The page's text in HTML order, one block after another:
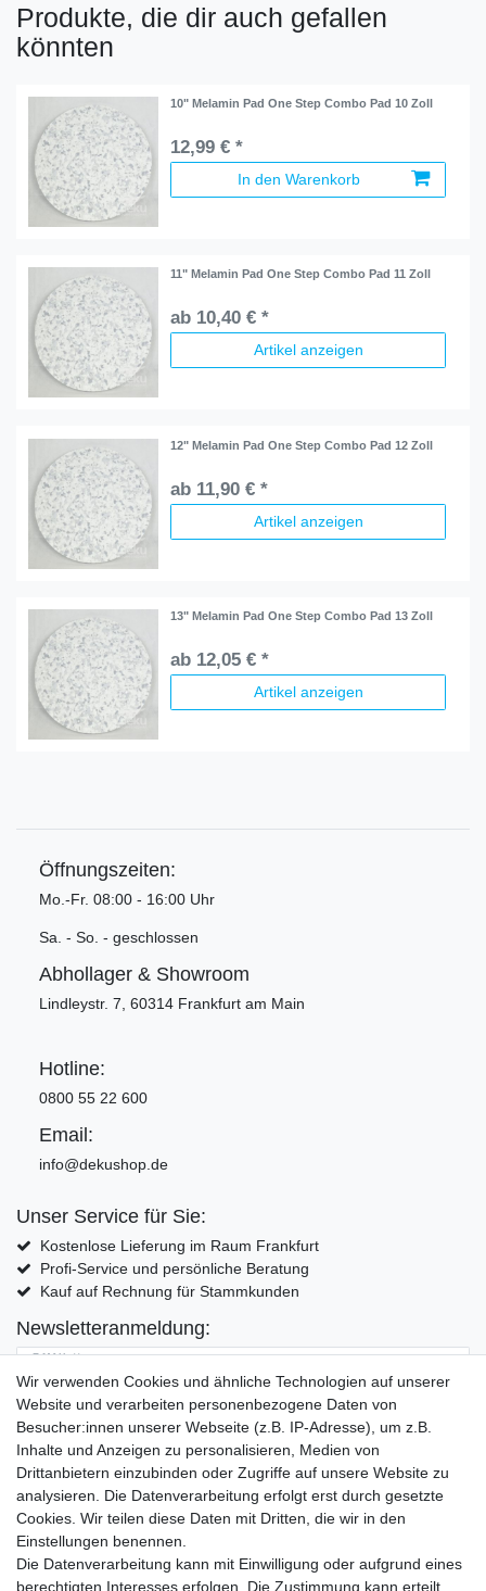
Produkte, die dir auch gefallen
könnten
10" Melamin Pad One Step Combo Pad 10 Zoll
12,99 € *
In den Warenkorb
11" Melamin Pad One Step Combo Pad 11 Zoll
ab 10,40 € *
Artikel anzeigen
12" Melamin Pad One Step Combo Pad 12 Zoll
ab 11,90 € *
Artikel anzeigen
13" Melamin Pad One Step Combo Pad 13 Zoll
ab 12,05 € *
Artikel anzeigen
Öffnungszeiten:
Mo.-Fr. 08:00 - 16:00 Uhr
Sa. - So. - geschlossen
Abhollager & Showroom
Lindleystr. 7, 60314 Frankfurt am Main
Hotline:
0800 55 22 600
Email:
info@dekushop.de
Unser Service für Sie:
Kostenlose Lieferung im Raum Frankfurt
Profi-Service und persönliche Beratung
Kauf auf Rechnung für Stammkunden
Newsletteranmeldung:
E-MAIL **
Hiermit bestätige ich, dass ich die Daten­schutz­erklärung
Einwilligung kann ich jederzeit widerrufen.**
Abonnieren
** Hierbei handelt es sich um ein Pflichtfeld.
Widerrufs­recht Widerrufs­formular Impressum
Wir verwenden Cookies und ähnliche Technologien auf unserer
Website und verarbeiten personenbezogene Daten von
Besucher:innen unserer Webseite (z.B. IP-Adresse), um z.B.
Inhalte und Anzeigen zu personalisieren, Medien von
Drittanbietern einzubinden oder Zugriffe auf unsere Website zu
analysieren. Die Datenverarbeitung erfolgt erst durch gesetzte
Cookies. Wir teilen diese Daten mit Dritten, die wir in den
Einstellungen benennen.
Die Datenverarbeitung kann mit Einwilligung oder aufgrund eines
berechtigten Interesses erfolgen. Die Zustimmung kann erteilt